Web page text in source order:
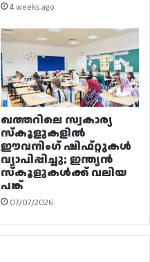
4 weeks ago
ഖത്തറിലെ സ്വകാര്യ
സ്കൂളുകളിൽ
ഈവനിംഗ് ഷിഫ്റ്റുകൾ
വ്യാപിപ്പിച്ചു; ഇന്ത്യൻ
സ്കൂളുകൾക്ക് വലിയ
പങ്ക്
07/07/2026